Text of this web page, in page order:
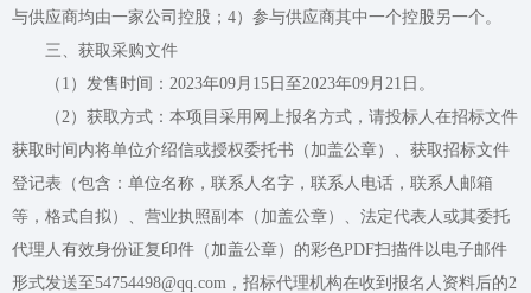
与供应商均由一家公司控股；4）参与供应商其中一个控股另一个。
三、获取采购文件
（1）发售时间：2023年09月15日至2023年09月21日。
（2）获取方式：本项目采用网上报名方式，请投标人在招标文件
获取时间内将单位介绍信或授权委托书（加盖公章）、获取招标文件
登记表（包含：单位名称，联系人名字，联系人电话，联系人邮箱
等，格式自拟）、营业执照副本（加盖公章）、法定代表人或其委托
代理人有效身份证复印件（加盖公章）的彩色PDF扫描件以电子邮件
形式发送至54754498@qq.com，招标代理机构在收到报名人资料后的2